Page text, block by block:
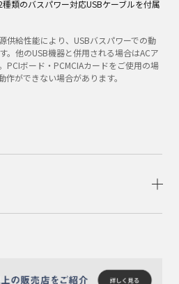
類のバスパワー対応USBケーブルを付属
供給性能により、USBバスパワーでの動
。他のUSB機器と併用される場合はACア
PCIボード・PCMCIAカードをご使用の場
作ができない場合があります。